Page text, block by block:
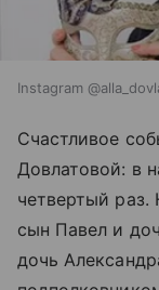
Instagram
Счастливое
Довлатовой: в
четвертый
сын Павел и
дочь